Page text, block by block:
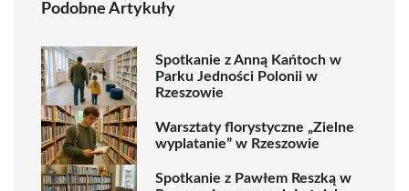
Podobne Artykuły
Spotkanie z Anną Kańtoch w
Parku Jedności Polonii w
Rzeszowie
Warsztaty florystyczne „Zielne
wyplatanie” w Rzeszowie
Spotkanie z Pawłem Reszką w